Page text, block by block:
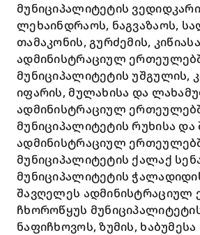
მუნიციპალიტეტის
ლეხაინდრაოს, ნაგვაზაოს,
თამაკონის, გურძემის,
ადმინისტრაციულ
მუნიციპალიტეტის უშგულის,
იფარის, მულახისა და
ადმინისტრაციულ
მუნიციპალიტეტის რუხისა
ადმინისტრაციულ
მუნიციპალიტეტის ქალაქ
მუნიციპალიტეტის
შავღელეს ადმინისტრაციულ
ჩხოროწყუს
ნაფიჩხოვოს, ზუმის, ხაბუმესა